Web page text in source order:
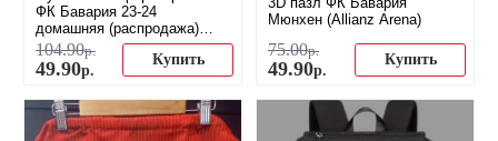
ФК Бавария 23-24
домашняя (распродажа)
(распродажа)
104.90р.
49.90р.
Купить
Мюнхен (Allianz Arena)
75.00р.
49.90р.
Купить